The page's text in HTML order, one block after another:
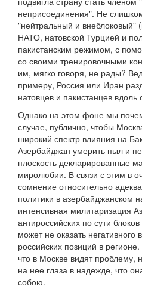
неприсоединения". Не
"нейтральный и внеблоковый"
НАТО, натовской Турцией и
пакистанским режимом, с
со своими тренировочными
им, мягко говоря, не рады?
примеру, Россия или Иран
натовцев и пакистанцев вдоль
Однако на этом фоне мы
случае, публично, чтобы
широкий спектр влияния на
Азербайджан умерить пыл и
плоскость декларированные
миролюбии. В связи с этим в
сомнение относительно
политики в азербайджанском
интенсивная милитаризация
антироссийских по сути
может не оказать негативного
российских позиций в
что в Москве видят проблему,
на нее глаза в надежде, что
собою.